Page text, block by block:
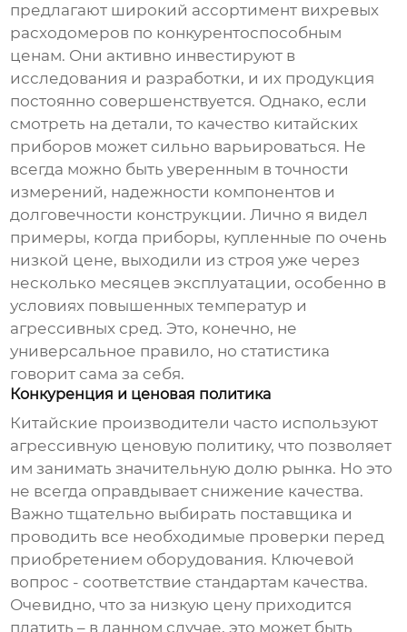
предлагают широкий ассортимент вихревых
расходомеров по конкурентоспособным
ценам. Они активно инвестируют в
исследования и разработки, и их продукция
постоянно совершенствуется. Однако, если
смотреть на детали, то качество китайских
приборов может сильно варьироваться. Не
всегда можно быть уверенным в точности
измерений, надежности компонентов и
долговечности конструкции. Лично я видел
примеры, когда приборы, купленные по очень
низкой цене, выходили из строя уже через
несколько месяцев эксплуатации, особенно в
условиях повышенных температур и
агрессивных сред. Это, конечно, не
универсальное правило, но статистика
говорит сама за себя.
Конкуренция и ценовая политика
Китайские производители часто используют
агрессивную ценовую политику, что позволяет
им занимать значительную долю рынка. Но это
не всегда оправдывает снижение качества.
Важно тщательно выбирать поставщика и
проводить все необходимые проверки перед
приобретением оборудования. Ключевой
вопрос - соответствие стандартам качества.
Очевидно, что за низкую цену приходится
платить – в данном случае, это может быть